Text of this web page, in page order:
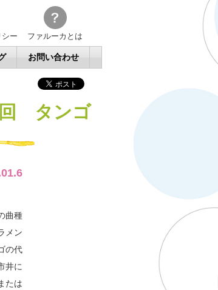
ー ファルーカとは
お問い合わせ
回 タンゴ
曲種
メン
の代
井に
たは